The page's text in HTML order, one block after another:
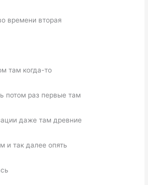
времени вторая
там когда-то
потом раз первые там
даже там древние
и так далее опять